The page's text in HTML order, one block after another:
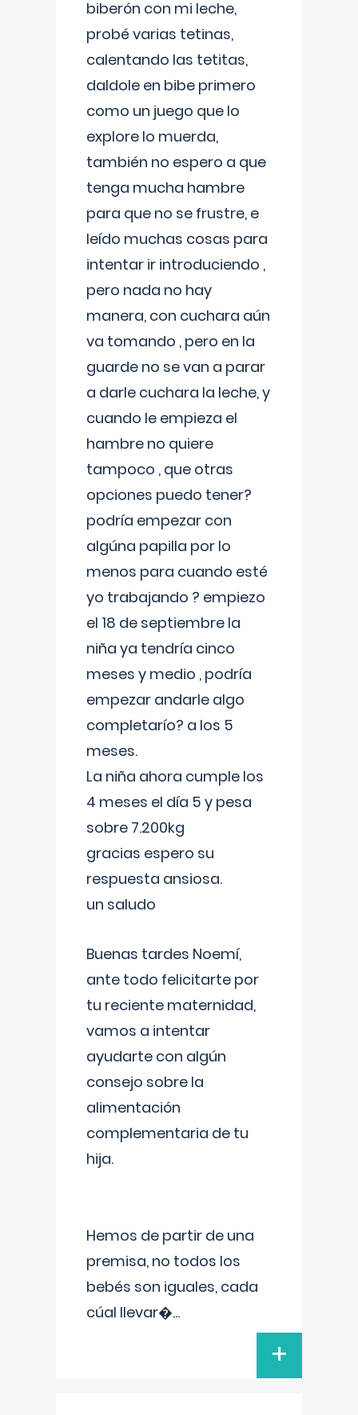
biberón con mi leche,
probé varias tetinas,
calentando las tetitas,
daldole en bibe primero
como un juego que lo
explore lo muerda,
también no espero a que
tenga mucha hambre
para que no se frustre, e
leído muchas cosas para
intentar ir introduciendo ,
pero nada no hay
manera, con cuchara aún
va tomando , pero en la
guarde no se van a parar
a darle cuchara la leche, y
cuando le empieza el
hambre no quiere
tampoco , que otras
opciones puedo tener?
podría empezar con
algúna papilla por lo
menos para cuando esté
yo trabajando ? empiezo
el 18 de septiembre la
niña ya tendría cinco
meses y medio , podría
empezar andarle algo
completarío? a los 5
meses.
La niña ahora cumple los
4 meses el día 5 y pesa
sobre 7.200kg
gracias espero su
respuesta ansiosa.
un saludo
Buenas tardes Noemí,
ante todo felicitarte por
tu reciente maternidad,
vamos a intentar
ayudarte con algún
consejo sobre la
alimentación
complementaria de tu
hija.
Hemos de partir de una
premisa, no todos los
bebés son iguales, cada
cúal llevar�...
+